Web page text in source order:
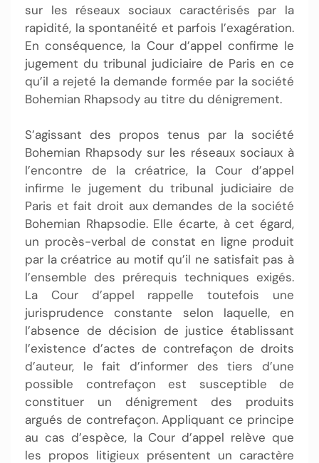
sur les réseaux sociaux caractérisés par la
rapidité, la spontanéité et parfois l’exagération.
En conséquence, la Cour d’appel confirme le
jugement du tribunal judiciaire de Paris en ce
qu’il a rejeté la demande formée par la société
Bohemian Rhapsody au titre du dénigrement.
S’agissant des propos tenus par la société
Bohemian Rhapsody sur les réseaux sociaux à
l’encontre de la créatrice, la Cour d’appel
infirme le jugement du tribunal judiciaire de
Paris et fait droit aux demandes de la société
Bohemian Rhapsodie. Elle écarte, à cet égard,
un procès-verbal de constat en ligne produit
par la créatrice au motif qu’il ne satisfait pas à
l’ensemble des prérequis techniques exigés.
La Cour d’appel rappelle toutefois une
jurisprudence constante selon laquelle, en
l’absence de décision de justice établissant
l’existence d’actes de contrefaçon de droits
d’auteur, le fait d’informer des tiers d’une
possible contrefaçon est susceptible de
constituer un dénigrement des produits
argués de contrefaçon. Appliquant ce principe
au cas d’espèce, la Cour d’appel relève que
les propos litigieux présentent un caractère